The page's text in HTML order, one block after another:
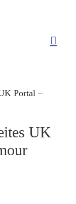
Portal –
UK